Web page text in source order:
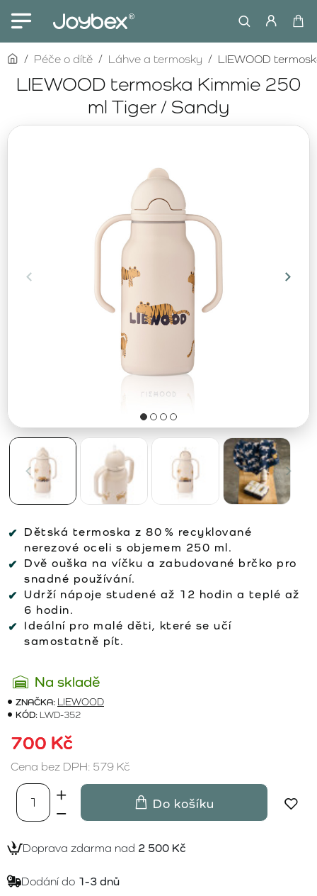
LIEWOOD termoska Kimmie 250
ml Tiger / Sandy
homePéče o dítě Láhve a termosky LIEWOOD
Dětská termoska z 80 % recyklované
nerezové oceli s objemem 250 ml.
Dvě ouška na víčku a zabudované brčko pro
snadné používání.
Udrží nápoje studené až 12 hodin a teplé až
6 hodin.
Ideální pro malé děti, které se učí
samostatně pít.
Na skladě
ZNAČKA: LIEWOOD
KÓD: LWD-352
700 Kč
Cena bez DPH: 579 Kč
Do košíku
Doprava zdarma nad 2 500 Kč
Dodání do 1-3 dnů